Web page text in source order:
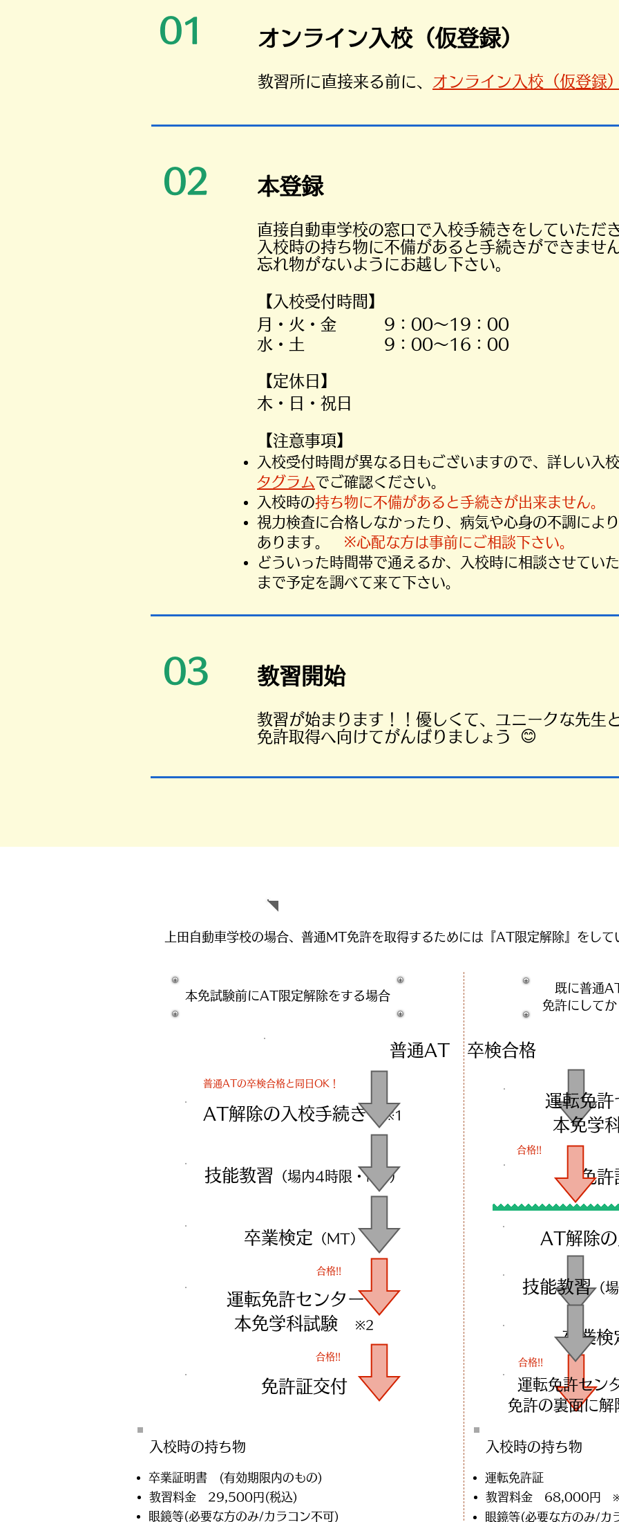
01 ​オンライン入校（仮登録）
​教習所に直接来る前に、 オンライン入校（仮登録
02 ​本登録
直接自動車学校の窓口で入校手続きをしていただ
入校時の持ち物に不備があると手続きができませ
忘れ物がないようにお越し下さい。
【入校受付時間】
月・火・金 9：00～19：00
水・土 9：00～16：00
​【定休日】
木・日・祝日
​【注意事項】
入校受付時間が異なる日もございますので、詳しい入
タグラムでご確認ください。
入校時の持ち物に不備があると手続きが出来ません。
視力検査に合格しなかったり、病気や心身の不調によ
あります。 ※心配な方は事前にご相談下さい。
どういった時間帯で通えるか、入校時に相談させてい
まで予定を調べて来て下さい。
03 教習開始
​教習が始まります！！ 優しくて、ユニークな先生
免許取得へ向けてがんばりましょう
😊
上田自動車学校の場合、普通MT免許を取得するためには『AT限定解除』をし
普通AT 卒検合格
本免試験前にAT限定解除を​する場合
既に普通
免許にして
AT解除の入校手続き ※1
普通ATの卒検合格と同日OK！
技能教習 （場内4時限・MT）
卒業検定 （MT）
運転免許センターで
​本免学科試験
※2
合格!!
合格!!
運転免許
本免学
免
免許証交付
AT解除
合格!!
技能教習（
卒業検
合格!!
運転免許セン
免許の裏面に
入校時の​持ち物
卒業証明書 (有効期限内のもの)
教習料金 29,500円(税込)
眼鏡等(必要な方のみ/カラコン不可)
入校時の​持ち物
運転免許証
教習料金 68,000円
眼鏡等(必要な方のみ/カ